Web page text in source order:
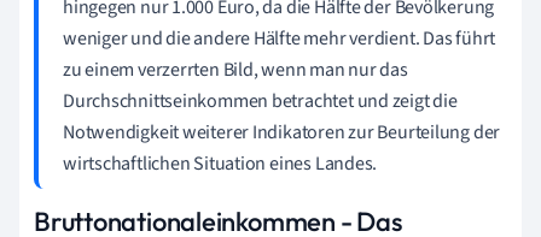
hingegen nur 1.000 Euro, da die Hälfte der Bevölkerung
weniger und die andere Hälfte mehr verdient. Das führt
zu einem verzerrten Bild, wenn man nur das
Durchschnittseinkommen betrachtet und zeigt die
Notwendigkeit weiterer Indikatoren zur Beurteilung der
wirtschaftlichen Situation eines Landes.
Bruttonationaleinkommen - Das